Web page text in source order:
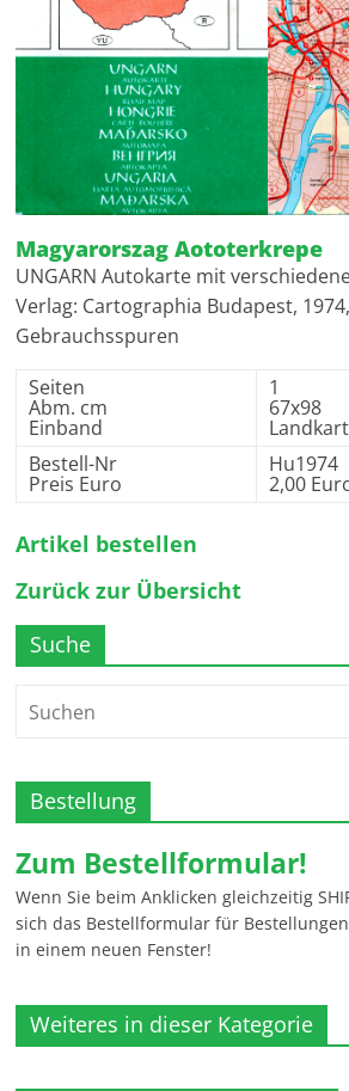
Magyarorszag Aototerkrepe
UNGARN Autokarte mit
Verlag: Cartographia Budapest,
Gebrauchsspuren
Seiten
Abm. cm
Einband
1
67x98
Bestell-Nr
Preis Euro
Hu1974
2,00
Artikel bestellen
Zurück zur Übersicht
Suche
Bestellung
Zum Bestellformular!
Wenn Sie beim Anklicken gleichzeitig
sich das Bestellformular für
in einem neuen Fenster!
Weiteres in dieser Kategorie